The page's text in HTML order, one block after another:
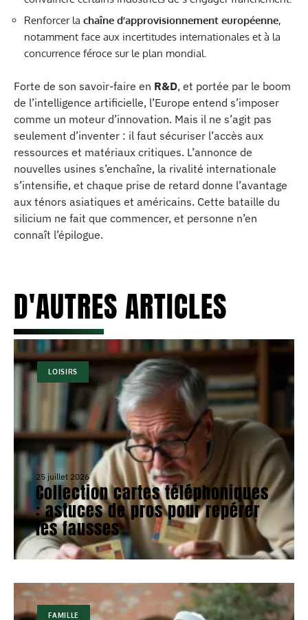
Renforcer la chaîne d’approvisionnement européenne,
notamment face aux incertitudes internationales et à la
concurrence féroce sur le plan mondial.
Forte de son savoir-faire en R&D, et portée par le boom
de l’intelligence artificielle, l’Europe entend s’imposer
comme un moteur d’innovation. Mais il ne s’agit pas
seulement d’inventer : il faut sécuriser l’accès aux
ressources et matériaux critiques. L’annonce de
nouvelles usines s’enchaîne, la rivalité internationale
s’intensifie, et chaque prise de retard donne l’avantage
aux ténors asiatiques et américains. Cette bataille du
silicium ne fait que commencer, et personne n’en
connaît l’épilogue.
D'AUTRES ARTICLES
LOISIRS
25 juillet 2026
Collection cartes téléphoniques
: astuces de pros pour repérer
les fausses
FAMILLE